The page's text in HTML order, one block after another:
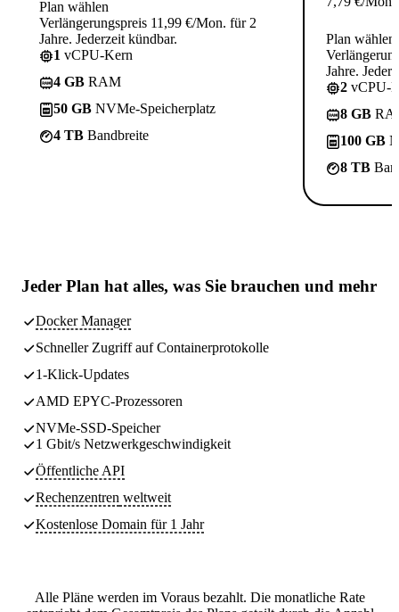
Plan wählen
Verlängerungspreis 11,99 €/Mon. für 2
Jahre. Jederzeit kündbar.
1 vCPU-Kern
4 GB RAM
50 GB NVMe-Speicherplatz
4 TB Bandbreite
Plan wählen
Jahre.
2 vCPU-
8 GB
100 GB
8 TB
Jeder Plan hat alles, was Sie brauchen und mehr
Docker Manager
Schneller Zugriff auf Containerprotokolle
1-Klick-Updates
AMD EPYC-Prozessoren
NVMe-SSD-Speicher
1 Gbit/s Netzwerkgeschwindigkeit
Öffentliche API
Rechenzentren weltweit
Kostenlose Domain für 1 Jahr
Alle Pläne werden im Voraus bezahlt. Die monatliche Rate